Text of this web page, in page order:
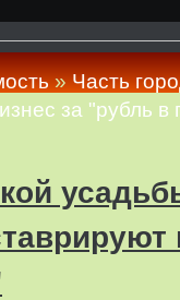
»Часть
за "рубль в